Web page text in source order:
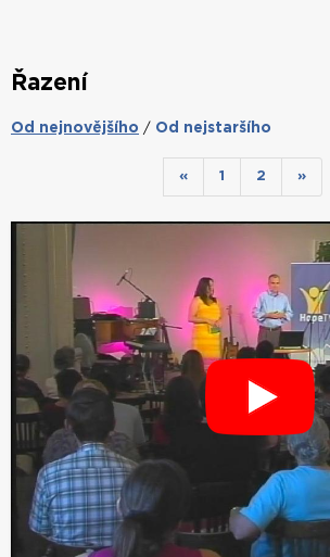
Řazení
Od nejnovějšího / Od nejstaršího
« 1 2 »